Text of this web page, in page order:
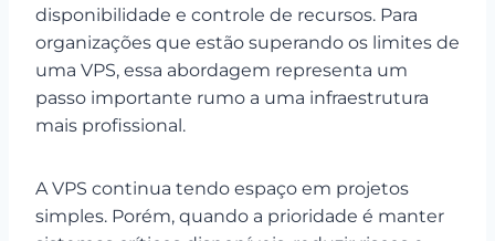
disponibilidade e controle de recursos. Para
organizações que estão superando os limites de
uma VPS, essa abordagem representa um
passo importante rumo a uma infraestrutura
mais profissional.
A VPS continua tendo espaço em projetos
simples. Porém, quando a prioridade é manter